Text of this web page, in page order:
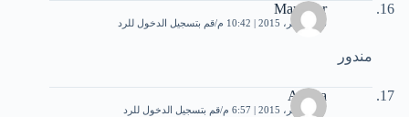
Mandour
26 نوفمبر، 2015 | 10:42 م قم بتسجيل الدخول للرد
مندور
Athraa
27 نوفمبر، 2015 | 6:57 م قم بتسجيل الدخول للرد